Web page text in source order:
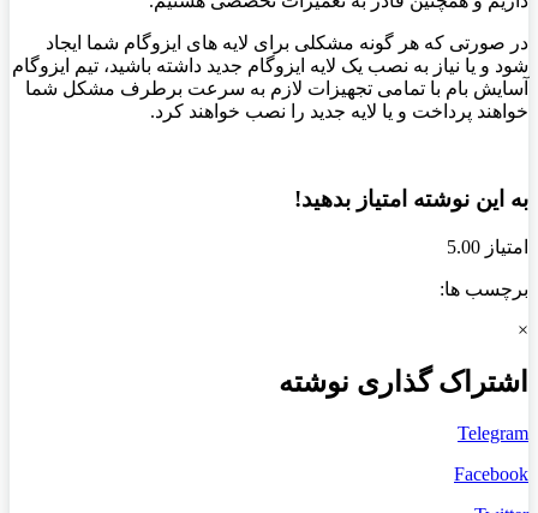
در صورتی که هر گونه مشکلی برای لایه های ایزوگام شما ایجاد
شود و یا نیاز به نصب یک لایه ایزوگام جدید داشته باشید، تیم ایزوگام
آسایش بام با تمامی تجهیزات لازم به سرعت برطرف مشکل شما
خواهند پرداخت و یا لایه جدید را نصب خواهند کرد.
به این نوشته امتیاز بدهید!
امتیاز 5.00
برچسب ها:
×
اشتراک گذاری نوشته
Telegram
Facebook